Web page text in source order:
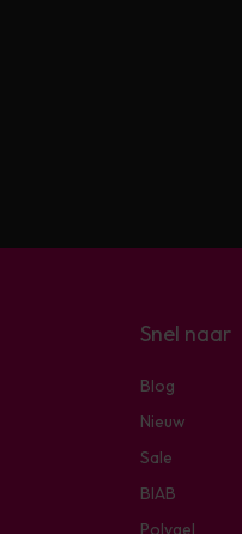
Snel naar
Blog
Nieuw
Sale
BIAB
Polygel